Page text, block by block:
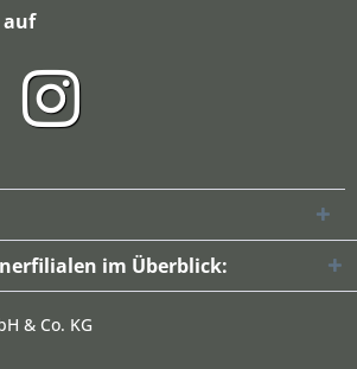
auf
im Überblick:
& Co. KG